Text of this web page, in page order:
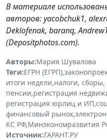
В материале
авторов: yacobchuk1,
Deklofenak, baranq,
(Depositphotos.com).
Авторы:Мария Шувалова
Теги:ЕГРН (ЕГРП),
итоги недели,налоги,
пенсии,регистрация
регистрация юрлиц и ИП,
финансовый рынок,
КС РФ,Минэкономразвития
Источник:ГАРАНТ.РУ